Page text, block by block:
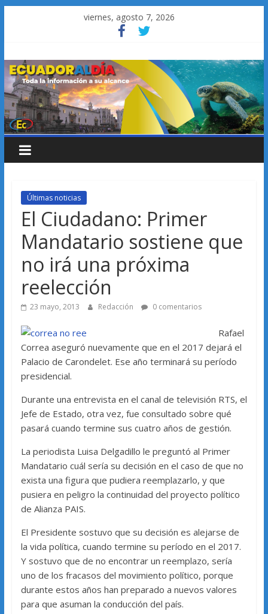
viernes, agosto 7, 2026
Últimas noticias
El Ciudadano: Primer
Mandatario sostiene que
no irá una próxima
reelección
23 mayo, 2013 Redacción 0 comentarios
Rafael
Correa aseguró nuevamente que en el 2017 dejará el
Palacio de Carondelet. Ese año terminará su período
presidencial.
Durante una entrevista en el canal de televisión RTS, el
Jefe de Estado, otra vez, fue consultado sobre qué
pasará cuando termine sus cuatro años de gestión.
La periodista Luisa Delgadillo le preguntó al Primer
Mandatario cuál sería su decisión en el caso de que no
exista una figura que pudiera reemplazarlo, y que
pusiera en peligro la continuidad del proyecto político
de Alianza PAIS.
El Presidente sostuvo que su decisión es alejarse de
la vida política, cuando termine su período en el 2017.
Y sostuvo que de no encontrar un reemplazo, sería
uno de los fracasos del movimiento político, porque
durante estos años han preparado a nuevos valores
para que asuman la conducción del país.